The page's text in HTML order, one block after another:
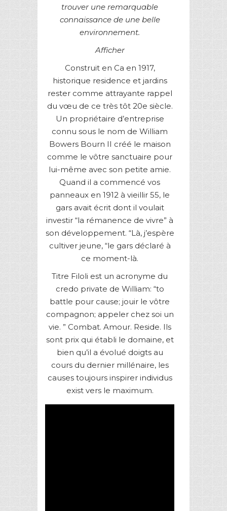
trouver une remarquable
connaissance de une belle
environnement.
Afficher
Construit en Ca en 1917,
historique residence et jardins
rester comme attrayante rappel
du vœu de ce très tôt 20e siècle.
Un propriétaire d’entreprise
connu sous le nom de William
Bowers Bourn II créé le maison
comme le vôtre sanctuaire pour
lui-même avec son petite amie.
Quand il a commencé vos
panneaux en 1912 à vieillir 55, le
gars avait écrit dont il voulait
investir “la rémanence de vivre” à
son développement. “Là, j’espère
cultiver jeune, “le gars déclaré à
ce moment-là.
Titre Filoli est un acronyme du
credo private de William: “to
battle pour cause; jouir le vôtre
compagnon; appeler chez soi un
vie. ” Combat. Amour. Reside. Ils
sont prix qui établi le domaine, et
bien qu’il a évolué doigts au
cours du dernier millénaire, les
causes toujours inspirer individus
exist vers le maximum.